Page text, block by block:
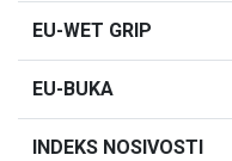
EU-WET GRIP
EU-BUKA
INDEKS NOSIVOSTI